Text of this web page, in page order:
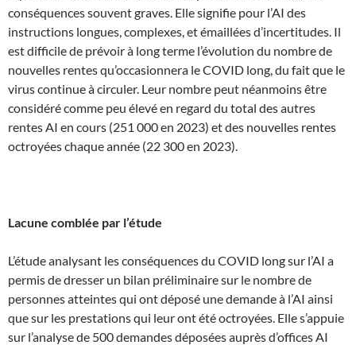
conséquences souvent graves. Elle signifie pour l’AI des
instructions longues, complexes, et émaillées d’incertitudes. Il
est difficile de prévoir à long terme l’évolution du nombre de
nouvelles rentes qu’occasionnera le COVID long, du fait que le
virus continue à circuler. Leur nombre peut néanmoins être
considéré comme peu élevé en regard du total des autres
rentes AI en cours (251 000 en 2023) et des nouvelles rentes
octroyées chaque année (22 300 en 2023).
Lacune comblée par l’étude
L’étude analysant les conséquences du COVID long sur l’AI a
permis de dresser un bilan préliminaire sur le nombre de
personnes atteintes qui ont déposé une demande à l’AI ainsi
que sur les prestations qui leur ont été octroyées. Elle s’appuie
sur l’analyse de 500 demandes déposées auprès d’offices AI